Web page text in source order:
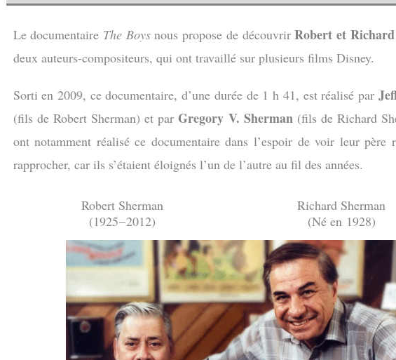
Le documentaire The Boysnous propose de découvrirRobert et Richard
deux auteurs-compositeurs, qui ont travaillé sur plusieurs films Disney.
Sorti en 2009, ce documentaire, d’une durée de 1 h 41, est réalisé par
(fils de Robert Sherman) et parGregory V. Sherman (fils de Richard
ont notamment réalisé ce documentaire dans l’espoir de voir leur père
rapprocher, car ils s’étaient éloignés l’un de l’autre au fil des années.
Robert Sherman
(1925 – 2012)
Richard Sherman
(Né en 1928)